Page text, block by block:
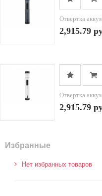
Отвертка
2,915.79
Отвертка
2,915.79
Избранные
Нет избранных товаров